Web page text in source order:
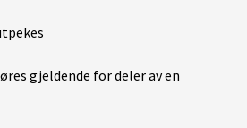
gjeldende for deler av en